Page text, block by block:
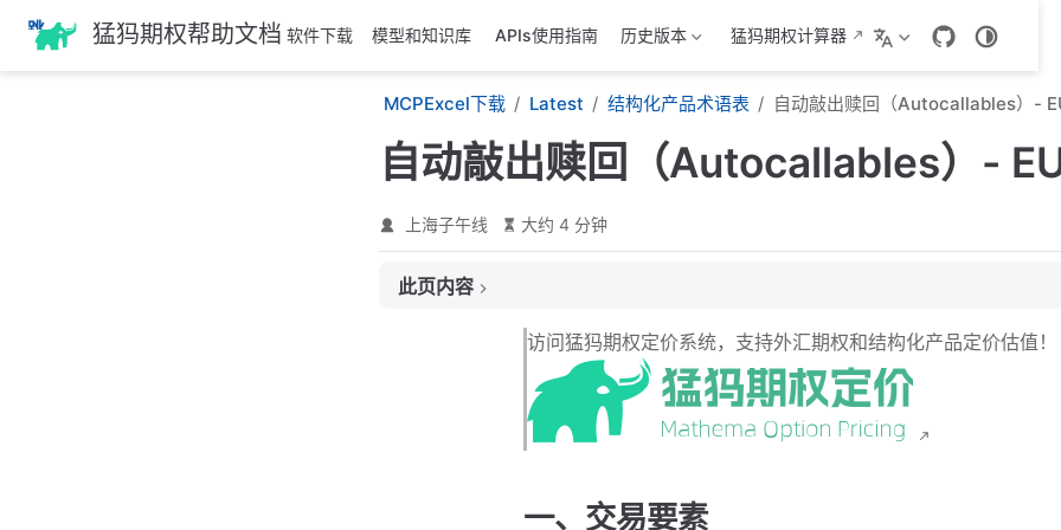
跳
至
主
猛犸期权帮助文档 软件下载 模型和知识库 APIs使用指南 历史版本 猛犸期权计算器
MCPExcel下载 Latest 结构化产品术语表 自动敲出赎回（Autocallables）-
自动敲出赎回（Autocallables）-
上海子午线 大约 4 分钟
此页内容
访问猛犸期权定价系统，支持外汇期权和结构化产品定价估值！
一、交易要素